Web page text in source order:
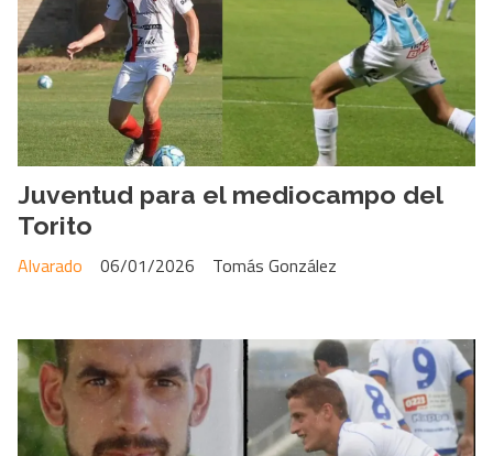
Juventud para el mediocampo del
Torito
Tomás González
Alvarado 06/01/2026